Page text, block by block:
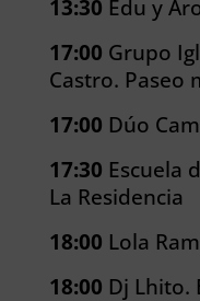
13:30 Edu y
17:00 Grupo
Castro. Paseo
17:00 Dúo
17:30 Escuela
La Residencia
18:00 Lola
18:00 Dj Lhito.